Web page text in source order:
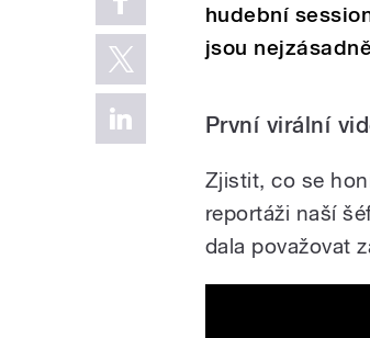
hudební
jsou
První virální
Zjistit, co se
reportáži naší
dala považovat